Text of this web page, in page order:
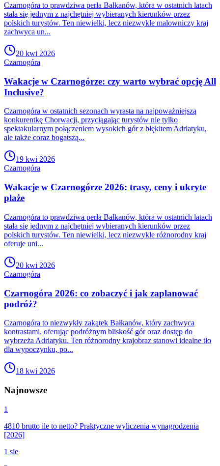
Czarnogóra to prawdziwa perła Bałkanów, która w ostatnich latach
stała się jednym z najchętniej wybieranych kierunków przez
polskich turystów. Ten niewielki, lecz niezwykle malowniczy kraj
zachwyca un...
20 kwi 2026
Czarnogóra
Wakacje w Czarnogórze: czy warto wybrać opcję All
Inclusive?
Czarnogóra w ostatnich sezonach wyrasta na najpoważniejszą
konkurentkę Chorwacji, przyciągając turystów nie tylko
spektakularnym połączeniem wysokich gór z błękitem Adriatyku,
ale także coraz bogatszą...
19 kwi 2026
Czarnogóra
Wakacje w Czarnogórze 2026: trasy, ceny i ukryte
plaże
Czarnogóra to prawdziwa perła Bałkanów, która w ostatnich latach
stała się jednym z najchętniej wybieranych kierunków przez
polskich turystów. Ten niewielki, lecz niezwykle różnorodny kraj
oferuje uni...
20 kwi 2026
Czarnogóra
Czarnogóra 2026: co zobaczyć i jak zaplanować
podróż?
Czarnogóra to niezwykły zakątek Bałkanów, który zachwyca
kontrastami, oferując podróżnym bliskość gór oraz dostęp do
wybrzeża Adriatyku. Ten różnorodny krajobraz stanowi idealne tło
dla wypoczynku, po...
18 kwi 2026
Najnowsze
1
4810 brutto ile to netto? Praktyczne wyliczenia wynagrodzenia
[2026]
1 sie